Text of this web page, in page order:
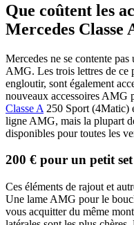
Que coûtent les
Mercedes Classe
Mercedes ne se contente
AMG. Les trois lettres de ce
engloutir, sont également
nouveaux accessoires AMG
Classe A 250 Sport (4Matic)
ligne AMG, mais la plupart
disponibles pour toutes les
200 € pour un petit
Ces éléments de rajout et
Une lame AMG pour le
vous acquitter du même